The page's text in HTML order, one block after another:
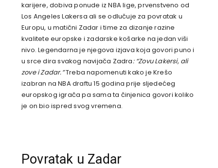
karijere, dobiva ponude iz NBA lige, prvenstveno od
Los Angeles Lakersa ali se odlučuje za povratak u
Europu, u matični Zadar i time za dizanje razine
kvalitete europske i zadarske košarke na jedan viši
nivo. Legendarna je njegova izjava koja govori puno i
u srce dira svakog navijača Zadra: “Zovu Lakersi, ali
zove i Zadar.”Treba napomenuti kako je Krešo
izabran na NBA draftu 15 godina prije sljedećeg
europskog igrača pa sama ta činjenica govori koliko
je on bio ispred svog vremena.
Povratak u Zadar